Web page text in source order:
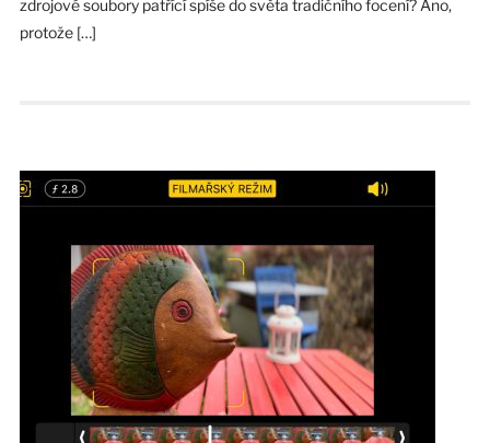
zdrojové soubory patřící spíše do světa tradičního focení? Ano,
protože […]